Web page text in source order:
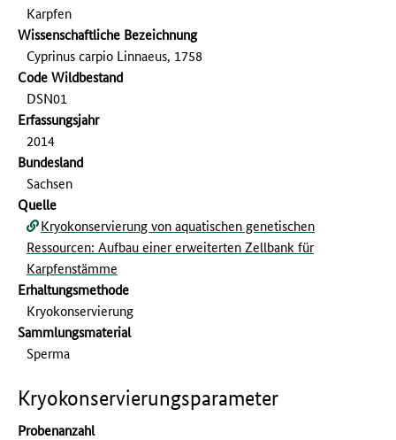
Karpfen
Wissenschaftliche Bezeichnung
Cyprinus carpio Linnaeus, 1758
Code Wildbestand
DSN01
Erfassungs­jahr
2014
Bundesland
Sachsen
Quelle
Kryokonservierung von aquatischen genetischen
Ressourcen: Aufbau einer erweiterten Zellbank für
Karpfenstämme
Erhaltungsmethode
Kryokonservierung
Sammlungs­material
Sperma
Kryokonservierungsparameter
Probenanzahl